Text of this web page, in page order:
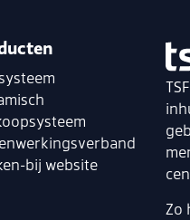
bij website
Zo